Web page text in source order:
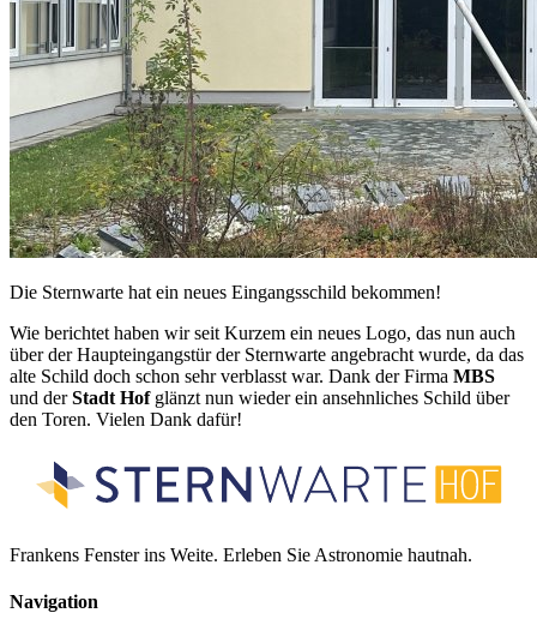
Die Sternwarte hat ein neues Eingangsschild bekommen!
Wie berichtet haben wir seit Kurzem ein neues Logo, das nun auch
über der Haupteingangstür der Sternwarte angebracht wurde, da das
alte Schild doch schon sehr verblasst war. Dank der Firma MBS
und derStadt Hofglänzt nun wieder ein ansehnliches Schild über
den Toren. Vielen Dank dafür!
Frankens Fenster ins Weite. Erleben Sie Astronomie hautnah.
Navigation